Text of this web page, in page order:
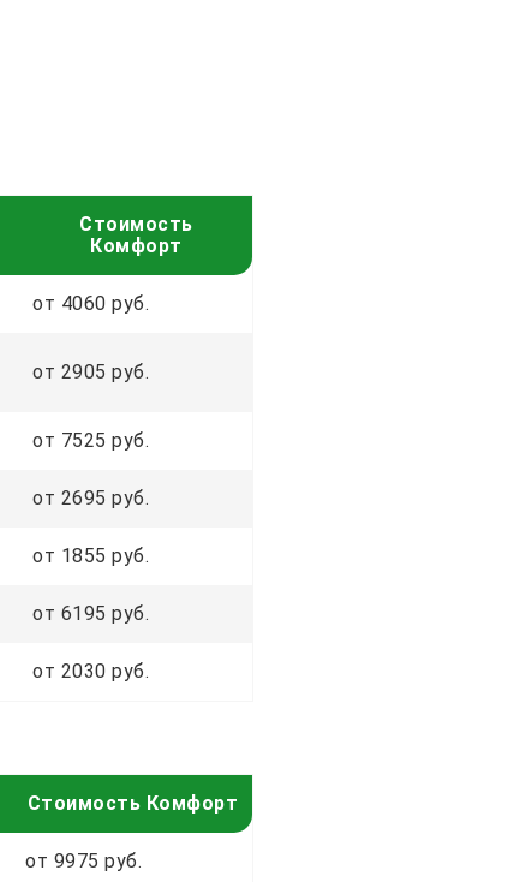
Стоимость
Комфорт
от 4060 руб.
от 2905 руб.
от 7525 руб.
от 2695 руб.
от 1855 руб.
от 6195 руб.
от 2030 руб.
Стоимость Комфорт
от 9975 руб.